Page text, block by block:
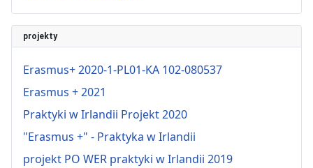
projekty
Erasmus+ 2020-1-PL01-KA 102-080537
Erasmus + 2021
Praktyki w Irlandii Projekt 2020
"Erasmus +" - Praktyka w Irlandii
projekt PO WER praktyki w Irlandii 2019